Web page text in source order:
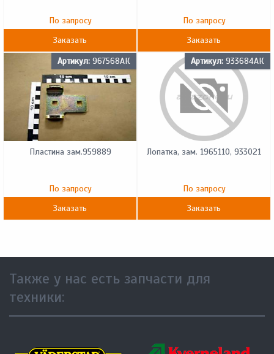
По запросу
Заказать
По запросу
Заказать
Артикул: 967568АК
Пластина зам.959889
По запросу
Заказать
Артикул: 933684АК
Лопатка, зам. 1965110, 933021
По запросу
Заказать
Также у нас есть запчасти для
техники: